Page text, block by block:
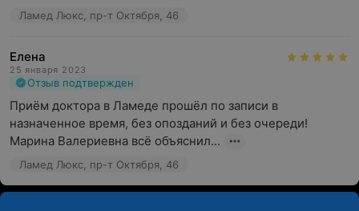
Ламед Люкс, пр-т Октября, 46
Елена
25 января 2023
Отзыв подтвержден
Приём доктора в Ламеде прошёл по записи в
назначенное время, без опозданий и без очереди!
Марина Валериевна всё объяснил...
Ламед Люкс, пр-т Октября, 46